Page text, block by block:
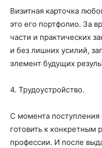
Визитная карточка
это его портфолио. За
части и практических
и без лишних усилий,
элемент будущих
4. Трудоустройство.
С момента поступления
готовить к конкретным
профессии. И после